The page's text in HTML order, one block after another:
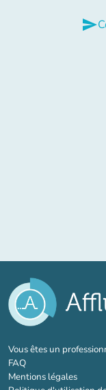
send
Vous êtes un
FAQ
Mentions légales